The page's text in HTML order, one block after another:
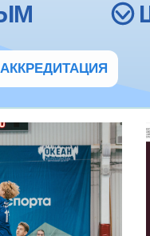
АККРЕДИТАЦИЯ